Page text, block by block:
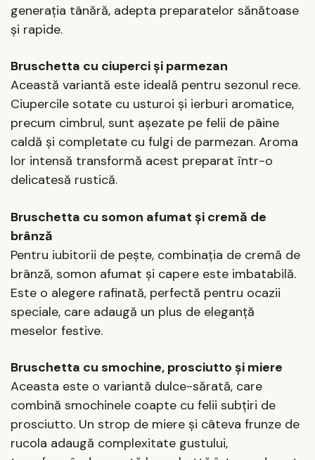
generația tânără, adepta preparatelor sănătoase
și rapide.
Bruschetta cu ciuperci și parmezan
Această variantă este ideală pentru sezonul rece.
Ciupercile sotate cu usturoi și ierburi aromatice,
precum cimbrul, sunt așezate pe felii de pâine
caldă și completate cu fulgi de parmezan. Aroma
lor intensă transformă acest preparat într-o
delicatesă rustică.
Bruschetta cu somon afumat și cremă de
brânză
Pentru iubitorii de pește, combinația de cremă de
brânză, somon afumat și capere este imbatabilă.
Este o alegere rafinată, perfectă pentru ocazii
speciale, care adaugă un plus de eleganță
meselor festive.
Bruschetta cu smochine, prosciutto și miere
Aceasta este o variantă dulce-sărată, care
combină smochinele coapte cu felii subțiri de
prosciutto. Un strop de miere și câteva frunze de
rucola adaugă complexitate gustului,